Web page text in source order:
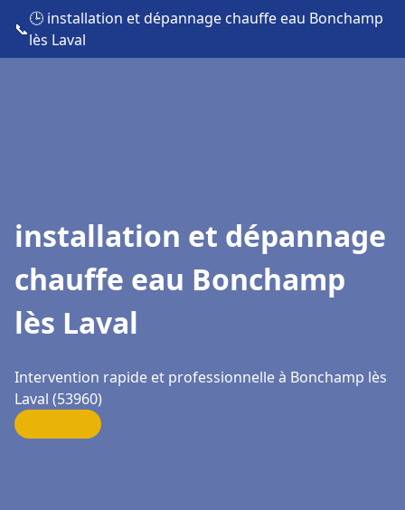
📞
🕒 installation et dépannage chauffe eau Bonchamp
lès Laval
installation et dépannage
chauffe eau Bonchamp
lès Laval
Intervention rapide et professionnelle à Bonchamp lès
Laval (53960)